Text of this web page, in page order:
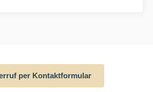
per Kontaktformular